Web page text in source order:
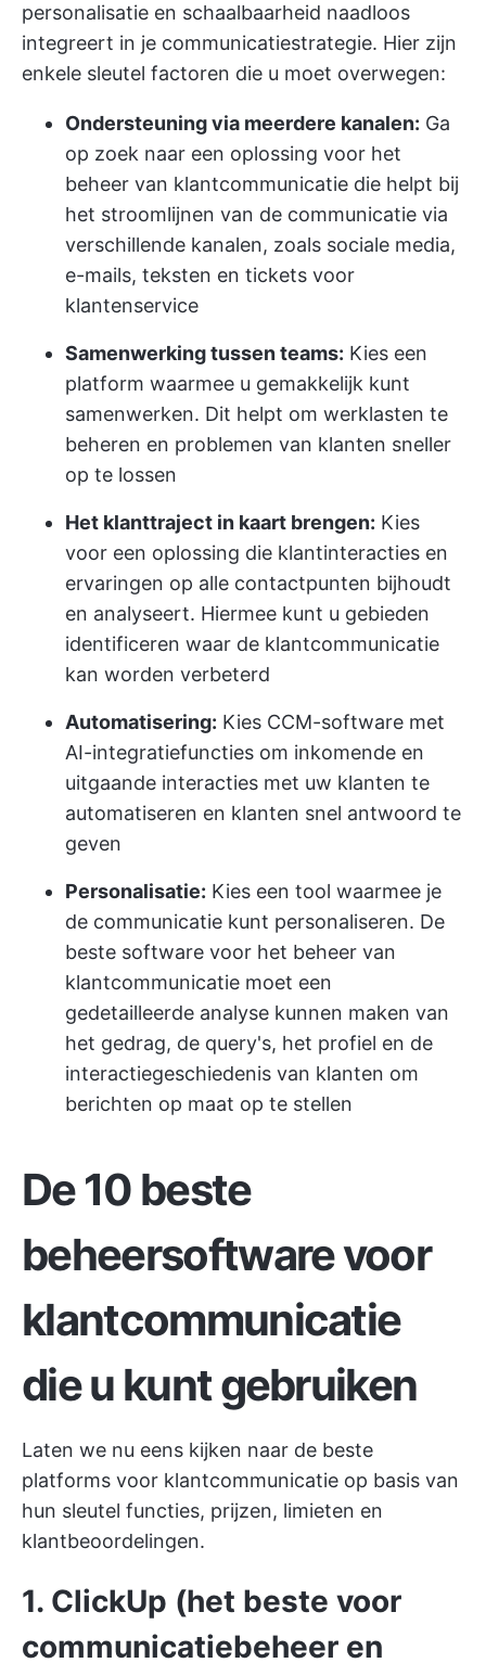
personalisatie en schaalbaarheid naadloos
integreert in je communicatiestrategie. Hier zijn
enkele sleutel factoren die u moet overwegen:
Ondersteuning via meerdere kanalen: Ga
op zoek naar een oplossing voor het
beheer van klantcommunicatie die helpt bij
het stroomlijnen van de communicatie via
verschillende kanalen, zoals sociale media,
e-mails, teksten en tickets voor
klantenservice
Samenwerking tussen teams: Kies een
platform waarmee u gemakkelijk kunt
samenwerken. Dit helpt om werklasten te
beheren en problemen van klanten sneller
op te lossen
Het klanttraject in kaart brengen: Kies
voor een oplossing die klantinteracties en
ervaringen op alle contactpunten bijhoudt
en analyseert. Hiermee kunt u gebieden
identificeren waar de klantcommunicatie
kan worden verbeterd
Automatisering: Kies CCM-software met
AI-integratiefuncties om inkomende en
uitgaande interacties met uw klanten te
automatiseren en klanten snel antwoord te
geven
Personalisatie: Kies een tool waarmee je
de communicatie kunt personaliseren. De
beste software voor het beheer van
klantcommunicatie moet een
gedetailleerde analyse kunnen maken van
het gedrag, de query's, het profiel en de
interactiegeschiedenis van klanten om
berichten op maat op te stellen
De 10 beste
beheersoftware voor
klantcommunicatie
die u kunt gebruiken
Laten we nu eens kijken naar de beste
platforms voor klantcommunicatie op basis van
hun sleutel functies, prijzen, limieten en
klantbeoordelingen.
1. ClickUp (het beste voor
communicatiebeheer en